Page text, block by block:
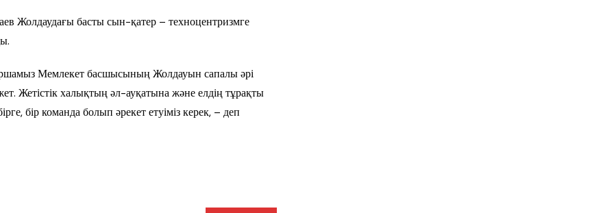
Жолдаудағы басты сын-қатер – техноцентризмге
Мемлекет басшысының Жолдауын сапалы әрі
Жетістік халықтың әл-ауқатына және елдің тұрақты
бір команда болып әрекет етуіміз керек, – деп